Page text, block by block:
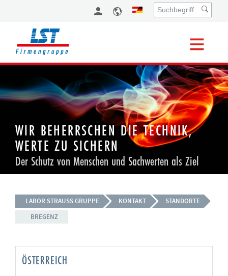
WIR BEHERRSCHEN DIE TECHNIK,
WERTE ZU SICHERN
Der Schutz von Menschen und Sachwerten als Ziel
LABOR STRAUSS GRUPPE KONTAKT
STANDORTE
BREGENZ
ÖSTERREICH